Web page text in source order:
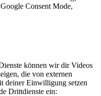
Consent Mode,
können wir dir Videos
die von externen
deiner Einwilligung setzen
Drittdienste ein: